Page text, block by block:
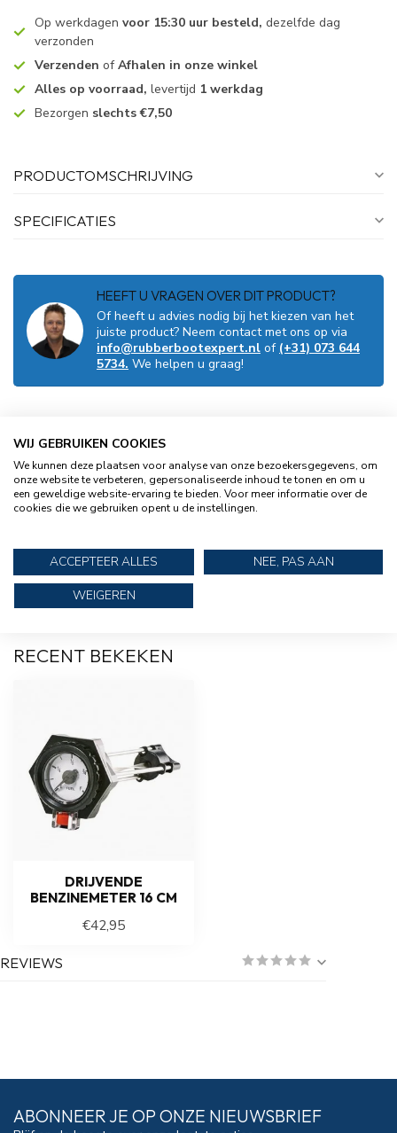
Op werkdagen voor 15:30 uur besteld, dezelfde dag
verzonden
Verzenden ofAfhalen in onze winkel
Alles op voorraad, levertijd 1 werkdag
Bezorgen slechts €7,50
PRODUCTOMSCHRIJVING
SPECIFICATIES
HEEFT U VRAGEN OVER DIT PRODUCT?
Of heeft u advies nodig bij het kiezen van het
juiste product? Neem contact met ons op via
info@rubberbootexpert.nl of (+31) 073 644
5734. We helpen u graag!
TALAMEX
Talamex Brandstoftank 12 Liter
voor Buitenboordmotor
€32,95
Talamex Tankdop Big Joe voor
brandstoftank
€7,95
RECENT BEKEKEN
DRIJVENDE
BENZINEMETER 16 CM
€42,95
REVIEWS
ABONNEER JE OP ONZE NIEUWSBRIEF
WIJ GEBRUIKEN COOKIES
We kunnen deze plaatsen voor analyse van onze bezoekersgegevens, om
onze website te verbeteren, gepersonaliseerde inhoud te tonen en om u
een geweldige website-ervaring te bieden. Voor meer informatie over de
cookies die we gebruiken opent u de instellingen.
ACCEPTEER ALLES
NEE, PAS AAN
WEIGEREN